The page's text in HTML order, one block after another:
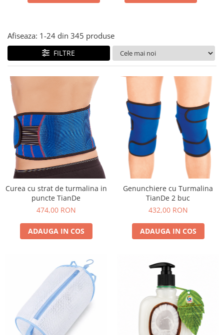
Afiseaza: 1-24 din 345 produse
FILTRE
Curea cu strat de turmalina in
puncte TianDe
474,00 RON
ADAUGA IN COS
Genunchiere cu Turmalina
TianDe 2 buc
432,00 RON
ADAUGA IN COS